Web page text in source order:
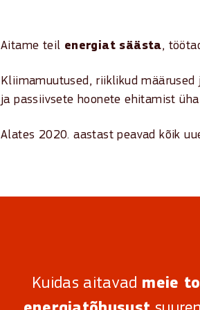
Aitame teil energiat säästa,
Kliimamuutused, riiklikud
ja passiivsete hoonete ehitamist
Alates 2020. aastast peavad kõik
Selle eesmärk on toota sama
Nullenergiahoonetele
Kuidas aitavad meie